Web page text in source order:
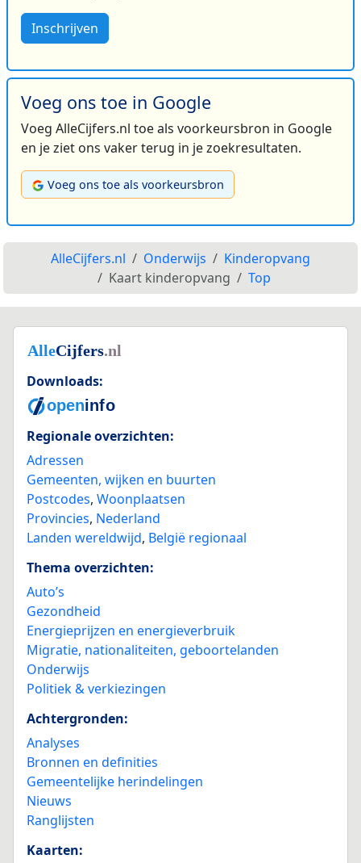
Inschrijven
Voeg ons toe in Google
Voeg AlleCijfers.nl toe als voorkeursbron in Google
en je ziet ons vaker terug in je zoekresultaten.
Voeg ons toe als voorkeursbron
AlleCijfers.nl Onderwijs
Kinderopvang
Kaart kinderopvang
Top
Downloads:
Regionale overzichten:
Adressen
Gemeenten, wijken en buurten
Postcodes, Woonplaatsen
Provincies, Nederland
Landen wereldwijd, België regionaal
Thema overzichten:
Auto’s
Gezondheid
Energieprijzen en energieverbruik
Migratie, nationaliteiten, geboortelanden
Onderwijs
Politiek & verkiezingen
Achtergronden:
Analyses
Bronnen en definities
Gemeentelijke herindelingen
Nieuws
Ranglijsten
Kaarten: